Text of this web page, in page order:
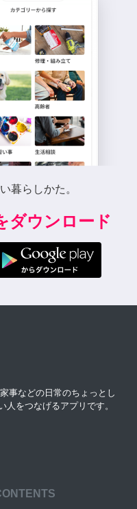
暮らしかた。
ダウンロード
事などの日常のちょっとし
人をつなげるアプリです。